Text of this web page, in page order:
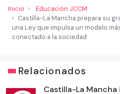
Inicio
Educación JCCM
Castilla-La Mancha prepara su
una Ley que impulsa un modelo
conectado a la sociedad
Relacionados
Castilla-La Mancha